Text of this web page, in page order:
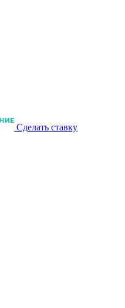
Сделать ставку